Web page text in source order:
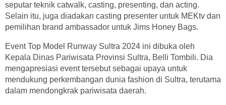
seputar teknik catwalk, casting, presenting, dan acting.
Selain itu, juga diadakan casting presenter untuk MEKtv dan
pemilihan brand ambassador untuk Jims Honey Bags.
Event Top Model Runway Sultra 2024 ini dibuka oleh
Kepala Dinas Pariwisata Provinsi Sultra, Belli Tombili. Dia
mengapresiasi event tersebut sebagai upaya untuk
mendukung perkembangan dunia fashion di Sultra, terutama
dalam mendongkrak pariwisata daerah.